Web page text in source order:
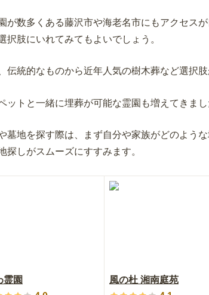
が数多くある藤沢市や海老名市にもアクセス
択肢にいれてみてもよいでしょう。
、伝統的なものから近年人気の樹木葬など選択肢
ットと一緒に埋葬が可能な霊園も増えて きまし
墓地を探す際は、まず自分や家族がどのよう
探しがスムーズにすすみます。
霊園
風の杜 湘南庭苑